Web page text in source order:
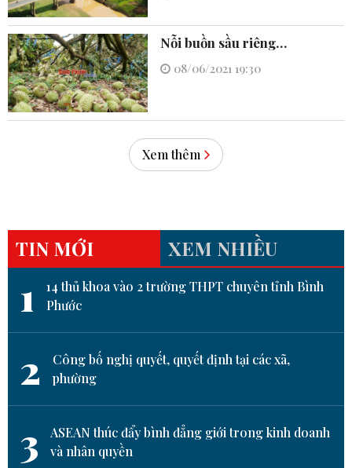
Nỗi buồn sầu riêng…
08/06/2021 19:30
Xem thêm
TIN MỚI XEM NHIỀU
1
14 thủ khoa vào 2 trường THPT chuyên tỉnh Bình
Phước
2
Công bố nghị quyết, quyết định tại các xã,
phường
3
ASEAN thúc đẩy bình đẳng giới trong kinh doanh
và nhân quyền